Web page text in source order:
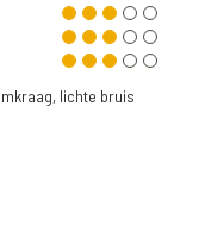
lichte bruis